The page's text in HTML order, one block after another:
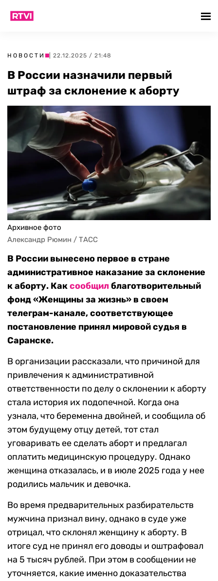
НОВОСТИ | 22.12.2025 / 21:48
В России назначили первый
штраф за склонение к аборту
Архивное фото
Александр Рюмин / ТАСС
В России вынесено первое в стране
административное наказание за склонение
к аборту. Каксообщилблаготворительный
фонд «Женщины за жизнь» в своем
телеграм-канале, соответствующее
постановление принял мировой судья в
Саранске.
В организации рассказали, что причиной для
привлечения к административной
ответственности по делу о склонении к аборту
стала история их подопечной. Когда она
узнала, что беременна двойней, и сообщила об
этом будущему отцу детей, тот стал
уговаривать ее сделать аборт и предлагал
оплатить медицинскую процедуру. Однако
женщина отказалась, и в июле 2025 года у нее
родились мальчик и девочка.
Во время предварительных разбирательств
мужчина признал вину, однако в суде уже
отрицал, что склонял женщину к аборту. В
итоге суд не принял его доводы и оштрафовал
на 5 тысяч рублей. При этом в сообщении не
уточняется, какие именно доказательства